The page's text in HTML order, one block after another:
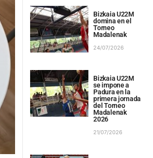
Bizkaia U22M
domina en el
Torneo
Madalenak
24/07/2026
Bizkaia U22M
se impone a
Padura en la
primera jornada
del Torneo
Madalenak
2026
21/07/2026